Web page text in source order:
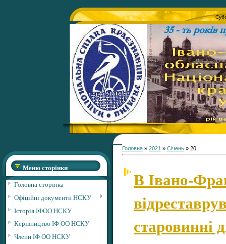
Меню сторінки
Головна сторінка
Офіційні документи НСКУ
Історія ІФОО НСКУ
Керівництво ІФ ОО НСКУ
Члени ІФ ОО НСКУ
Головна » 2021 » Січень » 20
В Івано-
старовинні